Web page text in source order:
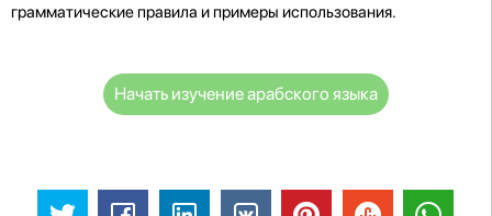
грамматические правила и примеры использования.
Начать изучение арабского языка